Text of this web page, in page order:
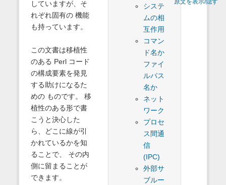
原文を表示/隠す
システ
ムの相
互作用
コマン
ド名か
ファイ
ルパス
名か
ネット
ワーク
プロセ
ス間通
信
(IPC)
外部サ
ブルー
していますが、そ
れぞれ固有の 機能
も持っています。
この文書は移植性
のある Perl コード
の構成要素を発見
する助けになるた
めの ものです。 移
植性のある形で書
こうと決心した
ら、どこに線が引
かれているかを知
ることで、 その内
側に留まることが
できます。